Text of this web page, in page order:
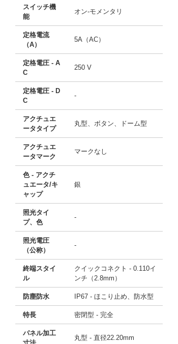
スイッチ機
能
オン-モメンタリ
定格電流
（A）
5A（AC）
定格電圧 - A
C
250 V
定格電圧 - D
C
-
アクチュエ
ータタイプ
丸型、ボタン、ドーム型
アクチュエ
ータマーク
マークなし
色 - アクチ
ュエータ/キ
ャップ
銀
照光タイ
プ、色
-
照光電圧
（公称）
-
終端スタイ
ル
クイックコネクト - 0.110イ
ンチ（2.8mm）
防塵防水 IP67 - ほこり止め、防水型
特長 密閉型 - 完全
パネル加工
丸型 - 直径22.20mm